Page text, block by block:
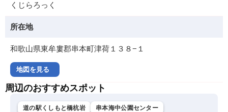
くじらろっく
所在地
和歌山県東牟婁郡串本町津荷１３８−１
地図を見る
周辺のおすすめスポット
道の駅くしもと橋杭岩
串本海中公園センター